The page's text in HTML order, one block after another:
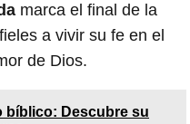
marca el final de la
a vivir su fe en el
de Dios.
bíblico: Descubre su